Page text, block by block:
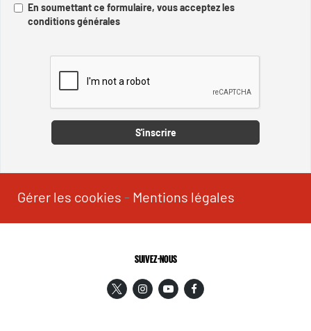
En soumettant ce formulaire, vous acceptez les
conditions générales
S'inscrire
Gérer les cookies - Mentions légales
SUIVEZ-NOUS